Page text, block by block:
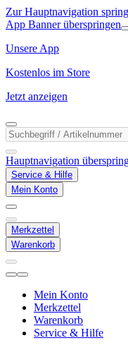
Zur Hauptnavigation
App Banner überspringen
Unsere App
Kostenlos im Store
Jetzt anzeigen
Hauptnavigation
Service & Hilfe
Mein Konto
Merkzettel
Warenkorb
Mein Konto
Merkzettel
Warenkorb
Service & Hilfe